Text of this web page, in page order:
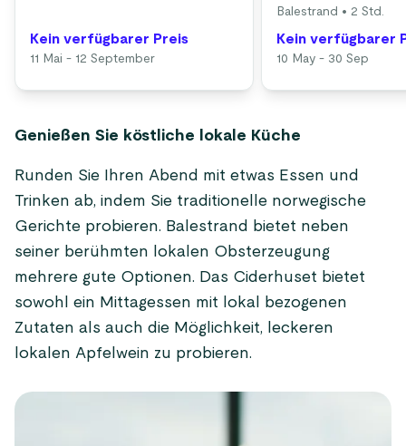
Kein verfügbarer Preis
11 Mai - 12 September
Balestrand • 2 Std.
Kein verfügbarer
10 May - 30 Sep
Genießen Sie köstliche lokale Küche
Runden Sie Ihren Abend mit etwas Essen und
Trinken ab, indem Sie traditionelle norwegische
Gerichte probieren. Balestrand bietet neben
seiner berühmten lokalen Obsterzeugung
mehrere gute Optionen. Das Ciderhuset bietet
sowohl ein Mittagessen mit lokal bezogenen
Zutaten als auch die Möglichkeit, leckeren
lokalen Apfelwein zu probieren.